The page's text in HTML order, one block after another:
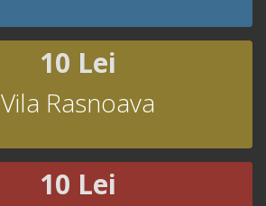
10 Lei
Vila Rasnoava
10 Lei